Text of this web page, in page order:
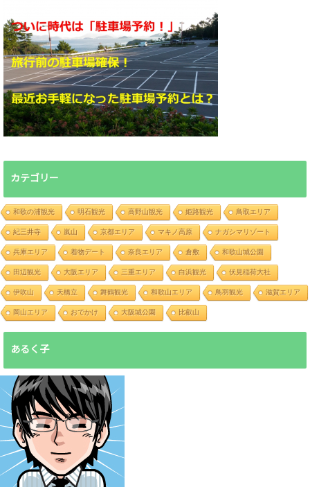
カテゴリー
和歌の浦観光 明石観光 高野山観光 姫路観光 鳥取エリア
紀三井寺 嵐山 京都エリア マキノ高原 ナガシマリゾート
兵庫エリア 着物デート 奈良エリア 倉敷 和歌山城公園
田辺観光 大阪エリア 三重エリア 白浜観光 伏見稲荷大社
伊吹山 天橋立 舞鶴観光 和歌山エリア 鳥羽観光 滋賀エリア
岡山エリア おでかけ 大阪城公園 比叡山
あるく子